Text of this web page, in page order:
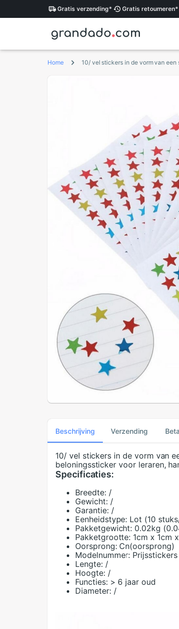
Gratis verzending* Gratis retourneren*
Home
Beschrijving Verzending
10/ vel stickers in de vorm van
beloningssticker voor leraren,
Specificaties:
Breedte: /
Gewicht: /
Garantie: /
Eenheidstype: Lot (10
Pakketgewicht: 0.02kg
Pakketgrootte: 1cm x 1cm
Oorsprong: Cn(oorsprong)
Modelnummer: Prijsstickers
Lengte: /
Hoogte: /
Functies: > 6 jaar oud
Diameter: /